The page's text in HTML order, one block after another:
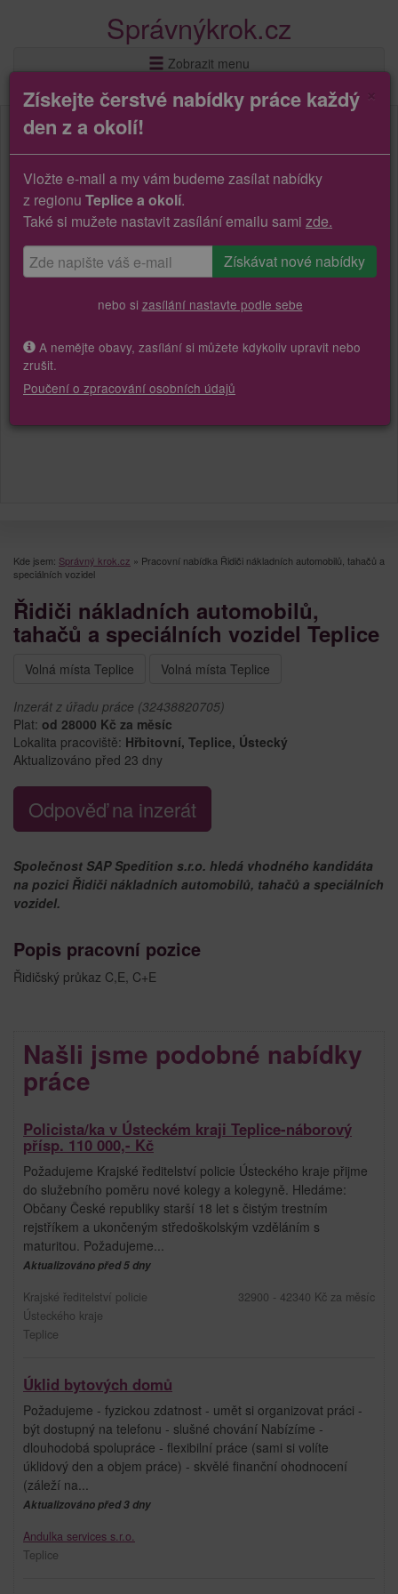
Správnýkrok.cz
Zobrazit menu
Kde jsem: Správný krok.cz » Pracovní nabídka Řidiči nákladních automobilů, tahačů a
speciálních vozidel
Řidiči nákladních automobilů,
tahačů a speciálních vozidel Teplice
Volná místa Teplice Volná místa Teplice
Inzerát z úřadu práce (32438820705)
Plat: od 28000 Kč za měsíc
Lokalita pracoviště: Hřbitovní, Teplice, Ústecký
Aktualizováno před 23 dny
Odpověď na inzerát
Společnost SAP Spedition s.r.o. hledá vhodného kandidáta
na pozici Řidiči nákladních automobilů, tahačů a speciálních
vozidel.
Popis pracovní pozice
Řidičský průkaz C,E, C+E
Našli jsme podobné nabídky
práce
Policista/ka v Ústeckém kraji Teplice-náborový
přísp. 110 000,- Kč
Požadujeme Krajské ředitelství policie Ústeckého kraje přijme
do služebního poměru nové kolegy a kolegyně. Hledáme:
Občany České republiky starší 18 let s čistým trestním
rejstříkem a ukončeným středoškolským vzděláním s
maturitou. Požadujeme...
Aktualizováno před 5 dny
Krajské ředitelství policie
Ústeckého kraje
Teplice
32900 - 42340 Kč za měsíc
Úklid bytových domů
Požadujeme - fyzickou zdatnost - umět si organizovat práci -
být dostupný na telefonu - slušné chování Nabízíme -
dlouhodobá spolupráce - flexibilní práce (sami si volíte
úklidový den a objem práce) - skvělé finanční ohodnocení
(záleží na...
Aktualizováno před 3 dny
Andulka services s.r.o.
Teplice
Získejte čerstvé nabídky práce každý
den z a okolí!
Vložte e-mail a my vám budeme zasílat nabídky
z regionu Teplice a okolí.
Také si mužete nastavit zasílání emailu sami zde.
nebo si zasílání nastavte podle sebe
A nemějte obavy, zasílání si můžete kdykoliv upravit nebo
zrušit.
Poučení o zpracování osobních údajů